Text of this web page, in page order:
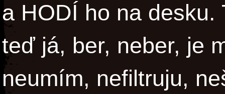
a HODÍ ho na desku.
teď já, ber, neber, je
neumím, nefiltruju,